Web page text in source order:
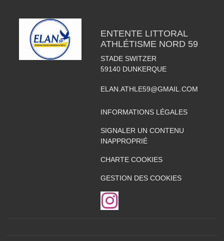
ENTENTE LITTORAL
ATHLÉTISME NORD 59
STADE SWITZER
59140 DUNKERQUE
ELAN.ATHLE59@GMAIL.COM
INFORMATIONS LÉGALES
SIGNALER UN CONTENU
INAPPROPRIÉ
CHARTE COOKIES
GESTION DES COOKIES